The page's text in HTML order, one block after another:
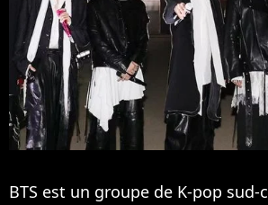
BTS est un groupe de K-pop